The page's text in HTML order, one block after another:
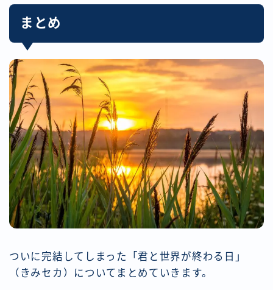
まとめ
ついに完結してしまった「君と世界が終わる日」
（きみセカ）についてまとめていきます。